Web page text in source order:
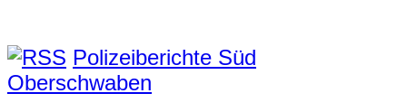
Polizeiberichte Süd
Oberschwaben